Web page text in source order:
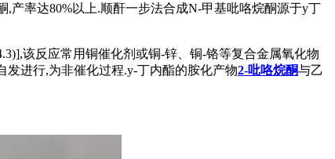
,产率达80%以上.顺酐一步法合成N-甲基吡咯烷酮源于y丁
该反应常用铜催化剂或铜-锌、铜-铬等复合金属氧化物
发进行,为非催化过程.y-丁内酯的胺化产物2-吡咯烷酮与乙